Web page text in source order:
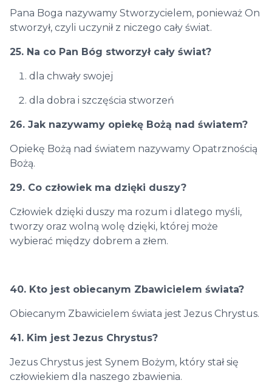
Pana Boga nazywamy Stworzycielem, ponieważ On
stworzył, czyli uczynił z niczego cały świat.
25. Na co Pan Bóg stworzył cały świat?
dla chwały swojej
dla dobra i szczęścia stworzeń
26. Jak nazywamy opiekę Bożą nad światem?
Opiekę Bożą nad światem nazywamy Opatrznością
Bożą.
29. Co człowiek ma dzięki duszy?
Człowiek dzięki duszy ma rozum i dlatego myśli,
tworzy oraz wolną wolę dzięki, której może
wybierać między dobrem a złem.
40. Kto jest obiecanym Zbawicielem świata?
Obiecanym Zbawicielem świata jest Jezus Chrystus.
41. Kim jest Jezus Chrystus?
Jezus Chrystus jest Synem Bożym, który stał się
człowiekiem dla naszego zbawienia.